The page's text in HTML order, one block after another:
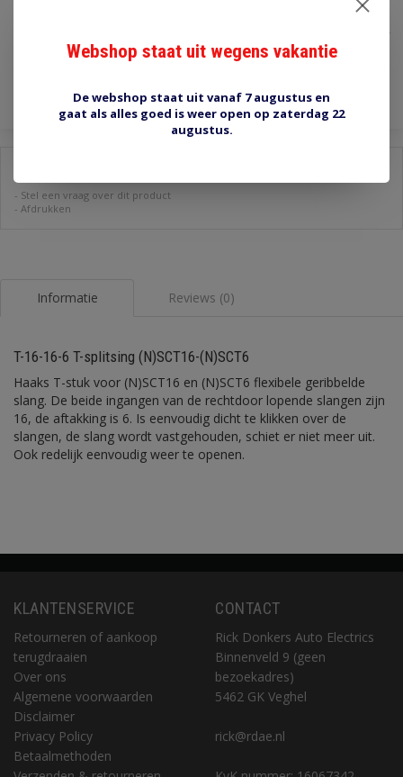
€1,45
Toevoegen aan winkelwagen
- Stel een vraag over dit product
- Afdrukken
Informatie Reviews (0)
T-16-16-6 T-splitsing (N)SCT16-(N)SCT6
Haaks T-stuk voor (N)SCT16 en (N)SCT6 flexibele geribbelde
slang. De beide ingangen van de rechtdoor lopende slangen zijn
16, de aftakking is 6. Is eenvoudig dicht te klikken over de
slangen, de slang wordt vastgehouden, schiet er niet meer uit.
Ook redelijk eenvoudig weer te openen.
KLANTENSERVICE
Retourneren of aankoop
terugdraaien
Over ons
Algemene voorwaarden
Disclaimer
Privacy Policy
Betaalmethoden
CONTACT
Rick Donkers Auto Electrics
Binnenveld 9 (geen
bezoekadres)
5462 GK Veghel
rick@rdae.nl
Webshop staat uit wegens vakantie
De webshop staat uit vanaf 7 augustus en
gaat als alles goed is weer open op zaterdag 22
augustus.